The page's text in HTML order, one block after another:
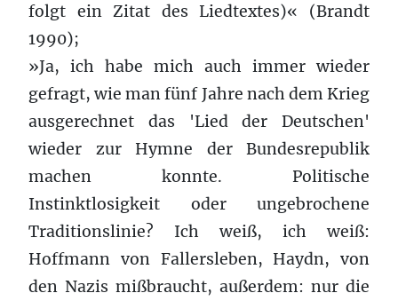
folgt ein Zitat des Liedtextes)« (Brandt
1990);
»Ja, ich habe mich auch immer wieder
gefragt, wie man fünf Jahre nach dem Krieg
ausgerechnet das 'Lied der Deutschen'
wieder zur Hymne der Bundesrepublik
machen konnte. Politische
Instinktlosigkeit oder ungebrochene
Traditionslinie? Ich weiß, ich weiß:
Hoffmann von Fallersleben, Haydn, von
den Nazis mißbraucht, außerdem: nur die